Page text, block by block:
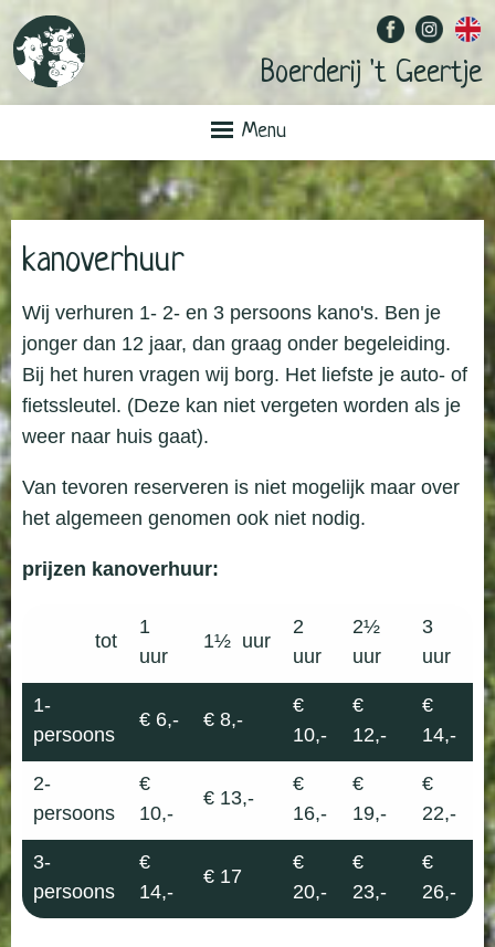
Boerderij 't Geertje
Menu
kanoverhuur
Wij verhuren 1- 2- en 3 persoons kano's. Ben je
jonger dan 12 jaar, dan graag onder begeleiding.
Bij het huren vragen wij borg. Het liefste je auto- of
fietssleutel. (Deze kan niet vergeten worden als je
weer naar huis gaat).
Van tevoren reserveren is niet mogelijk maar over
het algemeen genomen ook niet nodig.
prijzen kanoverhuur:
tot
1
uur
1½ uur
2
uur
2½
uur
3
uur
1-
persoons
€ 6,- € 8,-
€
10,-
€
12,-
€
14,-
2-
persoons
€
10,-
€ 13,-
€
16,-
€
19,-
€
22,-
3-
persoons
€
14,-
€ 17
€
20,-
€
23,-
€
26,-